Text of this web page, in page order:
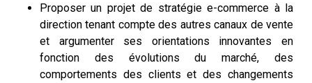
Proposer un projet de stratégie e-commerce à la
direction tenant compte des autres canaux de vente
et argumenter ses orientations innovantes en
fonction des évolutions du marché, des
comportements des clients et des changements